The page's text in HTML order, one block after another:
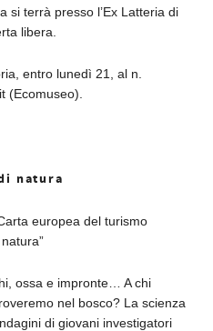
si terrà presso l’Ex Latteria di
libera.
entro lunedì 21, al n.
(Ecomuseo).
natura
europea del turismo
ossa e impronte… A chi
nel bosco? La scienza
di giovani investigatori